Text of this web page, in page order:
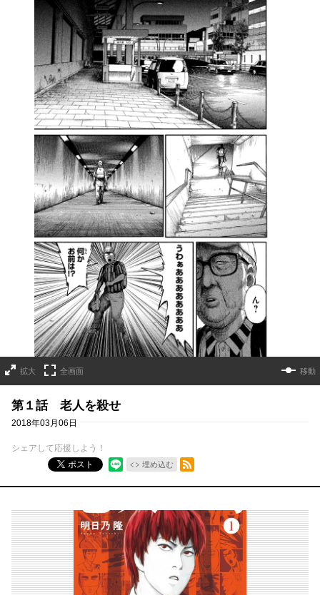
拡大 全画面 移動
第１話 老人を殺せ
2018年03月06日
シェアして応援しよう！
ポスト
埋め込む
RSSフィード